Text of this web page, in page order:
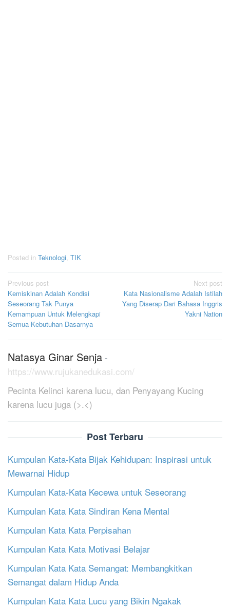
Posted in Teknologi TIK
Post
navigation
Previous post
Kemiskinan Adalah Kondisi
Seseorang Tak Punya
Kemampuan Untuk Melengkapi
Semua Kebutuhan Dasarnya
Next post
Kata Nasionalisme Adalah Istilah
Yang Diserap Dari Bahasa Inggris
Yakni Nation
Natasya Ginar Senja -
https://www.rujukanedukasi.com/
Pecinta Kelinci karena lucu, dan Penyayang Kucing
karena lucu juga (>.<)
Post Terbaru
Kumpulan Kata-Kata Bijak Kehidupan: Inspirasi untuk
Mewarnai Hidup
Kumpulan Kata-Kata Kecewa untuk Seseorang
Kumpulan Kata Kata Sindiran Kena Mental
Kumpulan Kata Kata Perpisahan
Kumpulan Kata Kata Motivasi Belajar
Kumpulan Kata Kata Semangat: Membangkitkan
Semangat dalam Hidup Anda
Kumpulan Kata Kata Lucu yang Bikin Ngakak